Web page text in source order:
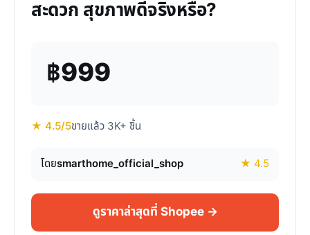
สะดวก สุขภาพดีจริงหรือ?
฿999
★ 4.5/5ขายแล้ว 3K+ ชิ้น
โดยsmarthome_official_shop ★ 4.5
ดูราคาล่าสุดที่ Shopee →